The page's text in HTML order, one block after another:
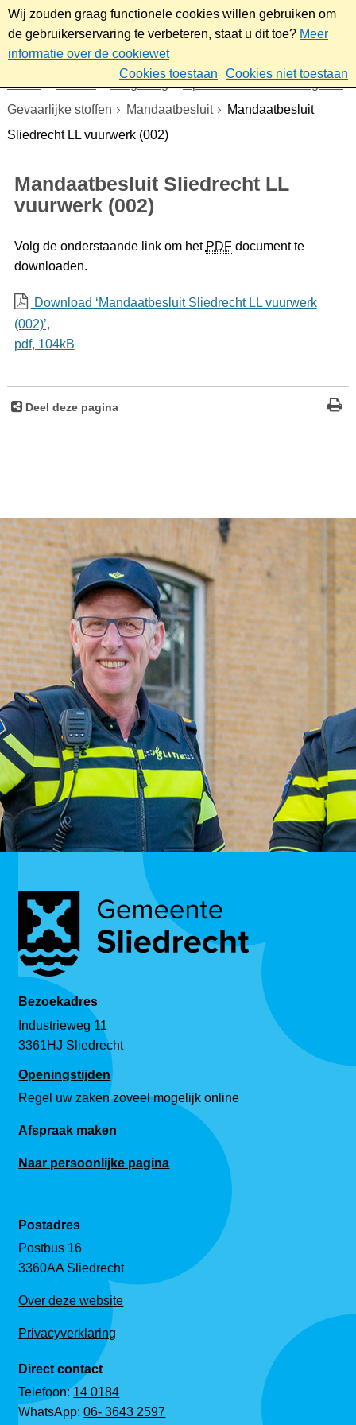
Wij zouden graag functionele cookies willen gebruiken om
de gebruikerservaring te verbeteren, staat u dit toe? Meer
informatie over de cookiewet
Cookies toestaan
Cookies niet toestaan
Omgeving
Openbare orde en veiligheid
Gevaarlijke stoffen
Mandaatbesluit
Mandaatbesluit
Sliedrecht LL vuurwerk (002)
Mandaatbesluit Sliedrecht LL
vuurwerk (002)
Volg de onderstaande link om het PDFdocument te
downloaden.
Download ‘Mandaatbesluit Sliedrecht LL vuurwerk
(002)’,
pdf, 104kB
Deel deze pagina
Bezoekadres
Industrieweg 11
3361HJ Sliedrecht
Openingstijden
Regel uw zaken zoveel mogelijk online
Afspraak maken
Naar persoonlijke pagina
Postadres
Postbus 16
3360AA Sliedrecht
Over deze website
Privacyverklaring
Direct contact
Telefoon:14 0184
WhatsApp:06- 3643 2597